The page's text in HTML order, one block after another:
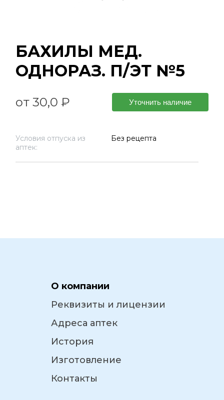
БАХИЛЫ МЕД.
ОДНОРАЗ. П/ЭТ №5
от 30,0 ₽ Уточнить наличие
Условия отпуска из
аптек:
Без рецепта
О компании
Реквизиты и лицензии
Адреса аптек
История
Изготовление
Контакты